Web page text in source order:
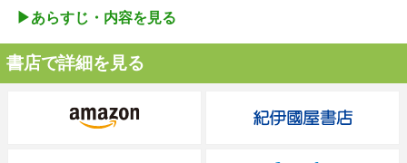
▶︎あらすじ・内容を見る
書店で詳細を見る